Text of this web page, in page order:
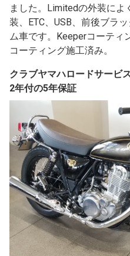
ました。Limitedの外装に
装、ETC、USB、前後ブラ
ム車です。Keeperコーティ
コーティング施工済み。
クラブヤマハロードサービ
2年付の5年保証